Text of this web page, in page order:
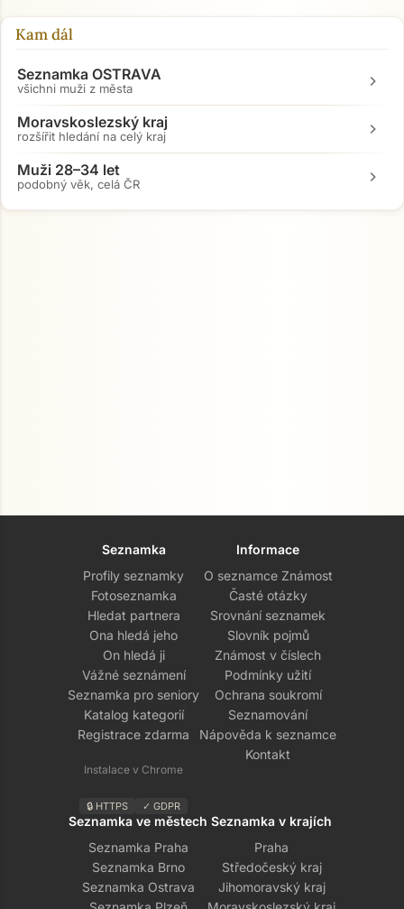
Kam dál
Seznamka OSTRAVA
všichni muži z města chevron_right
Moravskoslezský kraj
rozšířit hledání na celý kraj chevron_right
Muži 28–34 let
podobný věk, celá ČR chevron_right
Seznamka
Profily seznamky
Fotoseznamka
Hledat partnera
Ona hledá jeho
On hledá ji
Vážné seznámení
Seznamka pro seniory
Katalog kategorií
Registrace zdarma
Instalace v Chrome
🔒 HTTPS ✓ GDPR
Informace
O seznamce Známost
Časté otázky
Srovnání seznamek
Slovník pojmů
Známost v číslech
Podmínky užití
Ochrana soukromí
Seznamování
Nápověda k seznamce
Kontakt
Seznamka ve městech
Seznamka Praha
Seznamka Brno
Seznamka Ostrava
Seznamka v krajích
Praha
Středočeský kraj
Jihomoravský kraj